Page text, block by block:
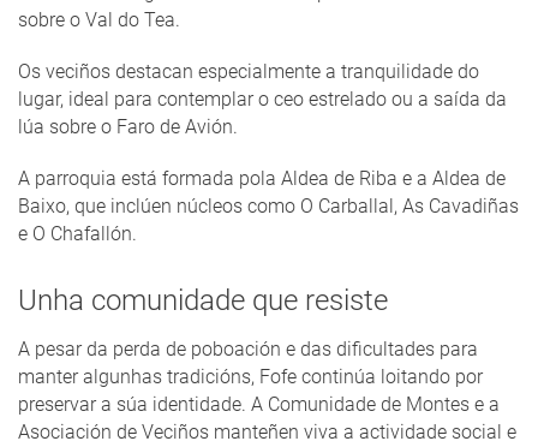
sobre o Val do Tea.
Os veciños destacan especialmente a tranquilidade do
lugar, ideal para contemplar o ceo estrelado ou a saída da
lúa sobre o Faro de Avión.
A parroquia está formada pola Aldea de Riba e a Aldea de
Baixo, que inclúen núcleos como O Carballal, As Cavadiñas
e O Chafallón.
Unha comunidade que resiste
A pesar da perda de poboación e das dificultades para
manter algunhas tradicións, Fofe continúa loitando por
preservar a súa identidade. A Comunidade de Montes e a
Asociación de Veciños manteñen viva a actividade social e